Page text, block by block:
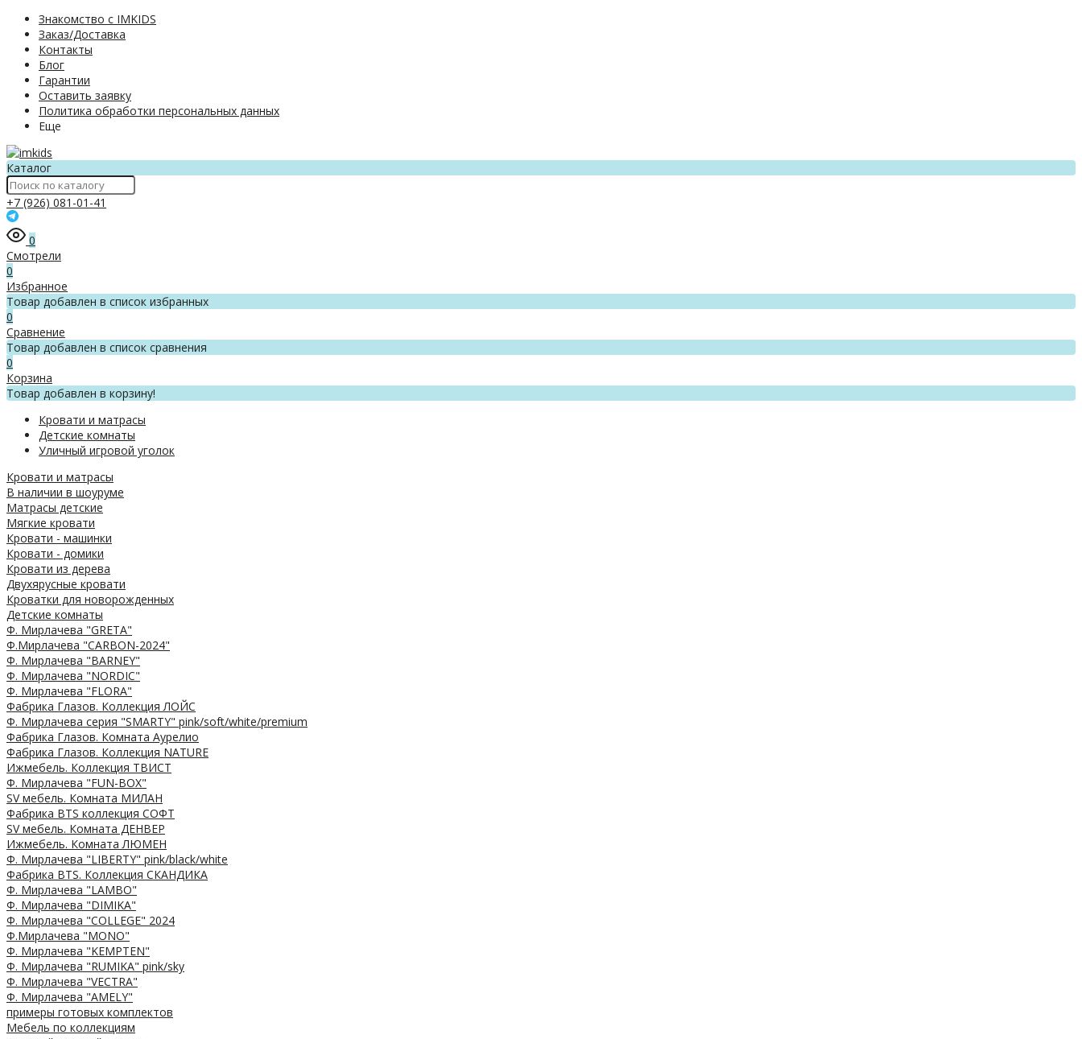
Знакомство с IMKIDS
Заказ/Доставка
Контакты
Блог
Гарантии
Оставить заявку
Политика обработки персональных данных
Еще
Каталог
+7 (926) 081-01-41
0
Смотрели
0
Избранное
Товар добавлен в список избранных
0
Сравнение
Товар добавлен в список сравнения
0
Корзина
Товар добавлен в корзину!
Кровати и матрасы
Детские комнаты
Уличный игровой уголок
Кровати и матрасы
В наличии в шоуруме
Матрасы детские
Мягкие кровати
Кровати - машинки
Кровати - домики
Кровати из дерева
Двухярусные кровати
Кроватки для новорожденных
Детские комнаты
Ф. Мирлачева "GRETA"
Ф.Мирлачева "CARBON-2024"
Ф. Мирлачева "BARNEY"
Ф. Мирлачева "NORDIC"
Ф. Мирлачева "FLORA"
Фабрика Глазов. Коллекция ЛОЙС
Ф. Мирлачева серия "SMARTY" pink/soft/white/premium
Фабрика Глазов. Комната Аурелио
Фабрика Глазов. Коллекция NATURE
Ижмебель. Коллекция ТВИСТ
Ф. Мирлачева "FUN-BOX"
SV мебель. Комната МИЛАН
Фабрика BTS коллекция СОФТ
SV мебель. Комната ДЕНВЕР
Ижмебель. Комната ЛЮМЕН
Ф. Мирлачева "LIBERTY" pink/black/white
Фабрика BTS. Коллекция СКАНДИКА
Ф. Мирлачева "LAMBO"
Ф. Мирлачева "DIMIKA"
Ф. Мирлачева "COLLEGE" 2024
Ф.Мирлачева "MONO"
Ф. Мирлачева "KEMPTEN"
Ф. Мирлачева "RUMIKA" pink/sky
Ф. Мирлачева "VECTRA"
Ф. Мирлачева "AMELY"
примеры готовых комплектов
Мебель по коллекциям